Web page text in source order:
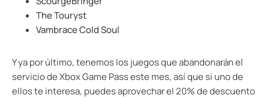
The Touryst
Vambrace Cold Soul
Y ya por último, tenemos los juegos que abandonarán el
servicio de Xbox Game Pass este mes, así que si uno de
ellos te interesa, puedes aprovechar el 20% de descuento